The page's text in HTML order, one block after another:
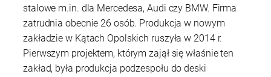
stalowe m.in. dla Mercedesa, Audi czy BMW. Firma
zatrudnia obecnie 26 osób. Produkcja w nowym
zakładzie w Kątach Opolskich ruszyła w 2014 r.
Pierwszym projektem, którym zajął się właśnie ten
zakład, była produkcja podzespołu do deski